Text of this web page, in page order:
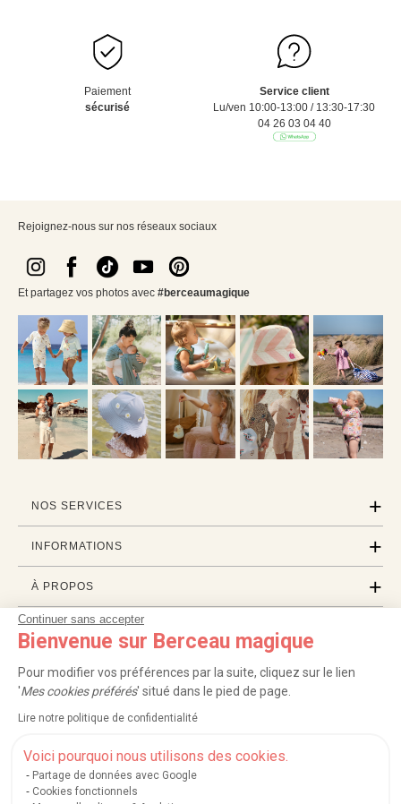
Continuer sans accepter
Bienvenue sur Berceau magique
Pour modifier vos préférences par la suite, cliquez sur le lien
'Mes cookies préférés' situé dans le pied de page.
Lire notre politique de confidentialité
Voici pourquoi nous utilisons des cookies.
Partage de données avec Google
Cookies fonctionnels
Paiement
sécurisé
Service client
Lu/ven 10:00-13:00 / 13:30-17:30
04 26 03 04 40
Rejoignez-nous sur nos réseaux sociaux
Et partagez vos photos avec #berceaumagique
NOS SERVICES
INFORMATIONS
À PROPOS
PROFESSIONNELS
LISTES CADEAUX
Service après-vente| FAQ |Rappels de produits|Protection des données
Mentions légales et crédits Conditions générales de ventes